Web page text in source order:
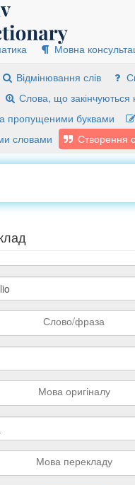
Мовна
Відмінювання слів
Слова, що
пропущеними буквами
словами
Створення
Слово/фраза
Мова оригіналу
Мова перекладу